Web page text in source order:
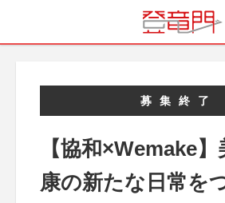
募集終了
【協和×Wemake
康の新たな日常を